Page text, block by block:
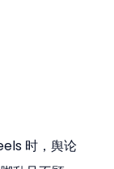
时，舆论